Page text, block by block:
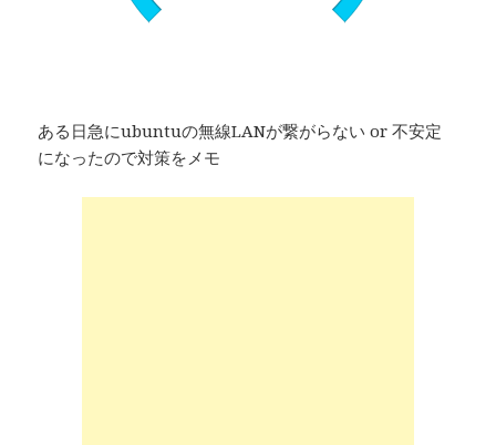
ある日急にubuntuの無線LANが繋がらない or 不安定
になったので対策をメモ